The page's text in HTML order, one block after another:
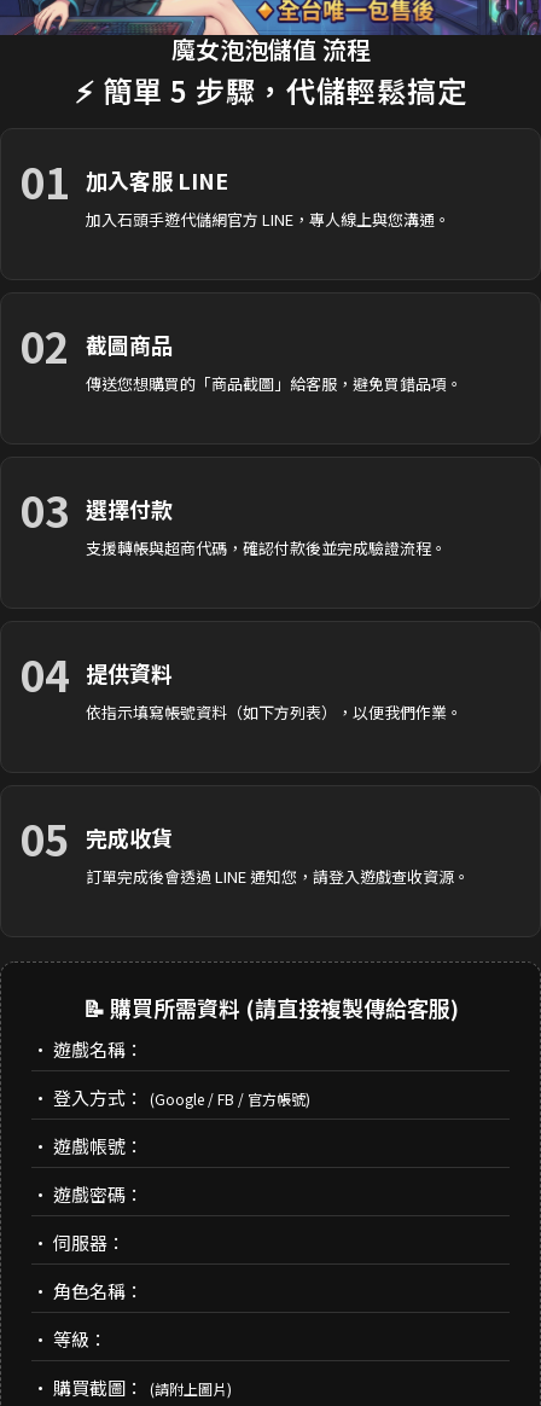
30分鐘前 Ap**le 購買了 990元 月卡 交易成功
35分鐘前 楊**婷 購買了 3290元 禮包 交易成功
魔女泡泡儲值 流程
⚡ 簡單 5 步驟，代儲輕鬆搞定
01 加入客服 LINE
加入石頭手遊代儲網官方 LINE，專人線上與您溝通。
02 截圖商品
傳送您想購買的「商品截圖」給客服，避免買錯品項。
03 選擇付款
支援轉帳與超商代碼，確認付款後並完成驗證流程。
04 提供資料
依指示填寫帳號資料（如下方列表），以便我們作業。
05 完成收貨
訂單完成後會透過 LINE 通知您，請登入遊戲查收資源。
📝 購買所需資料 (請直接複製傳給客服)
• 遊戲名稱：
• 登入方式：
(Google / FB / 官方帳號)
• 遊戲帳號：
• 遊戲密碼：
• 伺服器：
• 角色名稱：
• 等級：
• 購買截圖：
(請附上圖片)